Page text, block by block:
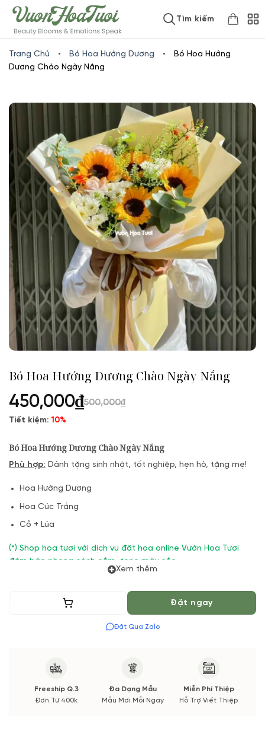
www.vuonhoatuoi.vnSkip
to
content
Tìm kiếm
Trang Chủ • Bó Hoa Hướng Dương •
Bó Hoa Hướng
Dương Chào Ngày Nắng
Bó Hoa Hướng Dương Chào Ngày Nắng
450,000₫500,000₫
Tiết kiệm:10%
Bó Hoa Hướng Dương Chào Ngày Nắng
Phù hợp: Dành tặng sinh nhật, tốt nghiệp, hẹn hò, tặng mẹ!
Hoa Hướng Dương
Hoa Cúc Trắng
Cỏ + Lúa
(*) Shop hoa tươi với dịch vụ đặt hoa online Vườn Hoa Tươi
đảm bảo phong cách cắm, tone màu sắc.
báo đến Quý khách hàng xác nhận trước khi cắm hay bó.
Xem thêm
Thêm vào giỏ Đặt ngay
Đặt Qua Zalo
Freeship Q.3
Đơn Từ 400k
Đa Dạng Mẫu
Mẫu Mới Mỗi Ngày
Miễn Phí Thiệp
Hỗ Trợ Viết Thiệp